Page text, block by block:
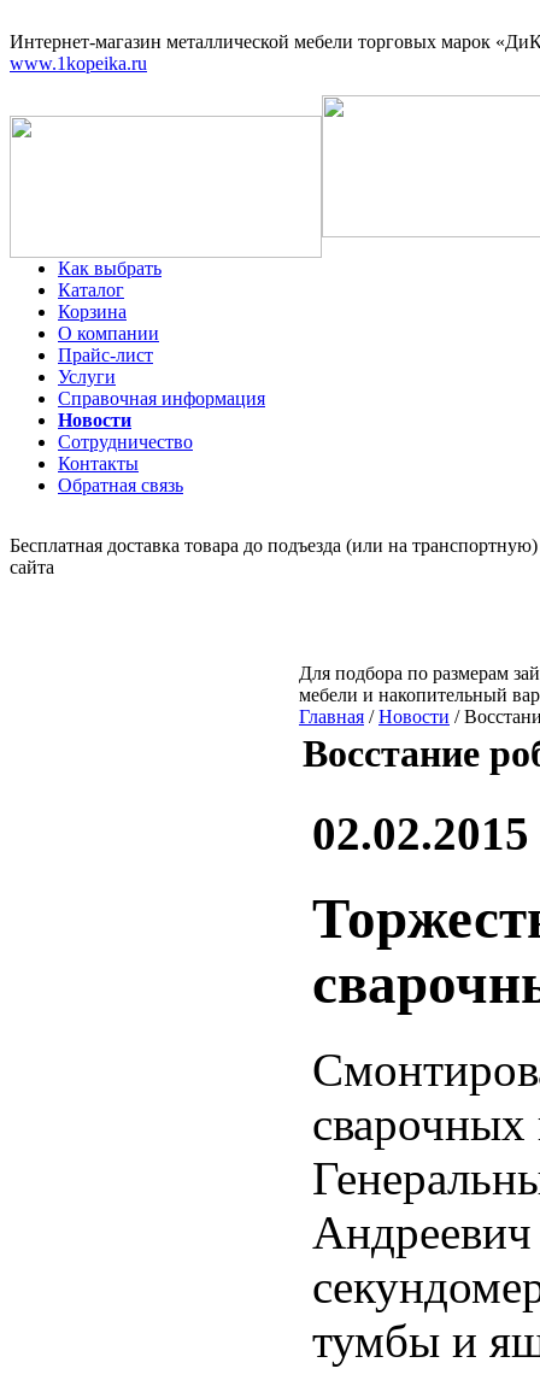
Интернет-магазин металлической мебели торговых марок
www.1kopeika.ru
Как выбрать
Каталог
Корзина
О компании
Прайс-лист
Услуги
Справочная информация
Новости
Сотрудничество
Контакты
Обратная связь
Бесплатная доставка товара до подъезда (или на
сайта
Для подбора по размерам
мебели и накопительный
Главная /Новости /
Восстание
02.02.2015
сварочных
Андреевич
тумбы и